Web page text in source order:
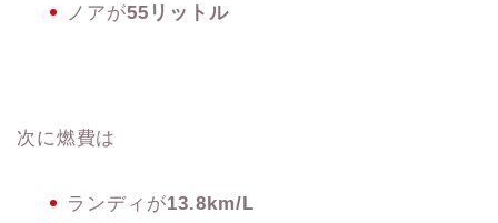
ノアが55リットル
次に燃費は
ランディが13.8km/L